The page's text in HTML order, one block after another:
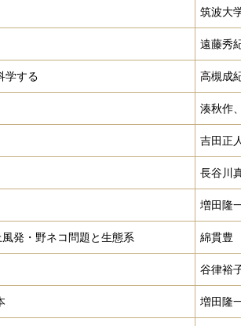
筑波大
遠藤秀
学する 高槻成
湊秋作
吉田正
長谷川
増田隆
発・野ネコ問題と生態系 綿貫豊
谷律裕
増田隆